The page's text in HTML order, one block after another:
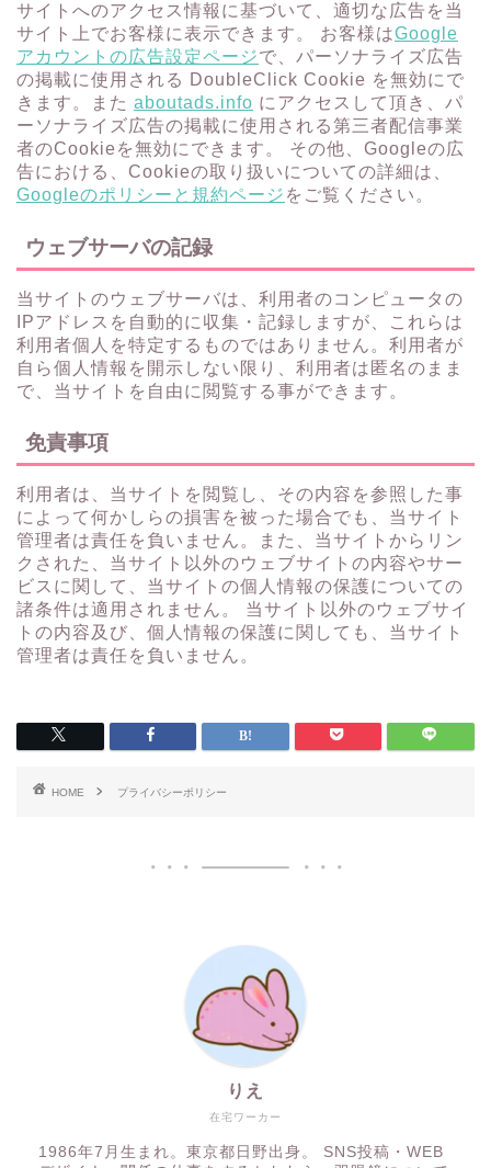
サイトへのアクセス情報に基づいて、適切な広告を当
サイト上でお客様に表示できます。 お客様はGoogle
アカウントの広告設定ページで、パーソナライズ広告
の掲載に使用される DoubleClick Cookie を無効にで
きます。また aboutads.info にアクセスして頂き、パ
ーソナライズ広告の掲載に使用される第三者配信事業
者のCookieを無効にできます。 その他、Googleの広
告における、Cookieの取り扱いについての詳細は、
Googleのポリシーと規約ページ をご覧ください。
ウェブサーバの記録
当サイトのウェブサーバは、利用者のコンピュータの
IPアドレスを自動的に収集・記録しますが、これらは
利用者個人を特定するものではありません。利用者が
自ら個人情報を開示しない限り、利用者は匿名のまま
で、当サイトを自由に閲覧する事ができます。
免責事項
利用者は、当サイトを閲覧し、その内容を参照した事
によって何かしらの損害を被った場合でも、当サイト
管理者は責任を負いません。また、当サイトからリン
クされた、当サイト以外のウェブサイトの内容やサー
ビスに関して、当サイトの個人情報の保護についての
諸条件は適用されません。 当サイト以外のウェブサイ
トの内容及び、個人情報の保護に関しても、当サイト
管理者は責任を負いません。
HOME プライバシーポリシー
在宅ワーカー
りえ
1986年7月生まれ。東京都日野出身。 SNS投稿・WEB